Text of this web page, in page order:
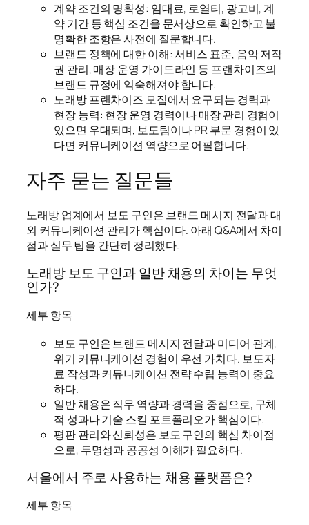
계약 조건의 명확성: 임대료, 로열티, 광고비, 계
약 기간 등 핵심 조건을 문서상으로 확인하고 불
명확한 조항은 사전에 질문합니다.
브랜드 정책에 대한 이해: 서비스 표준, 음악 저작
권 관리, 매장 운영 가이드라인 등 프랜차이즈의
브랜드 규정에 익숙해져야 합니다.
노래방 프랜차이즈 모집에서 요구되는 경력과
현장 능력: 현장 운영 경력이나 매장 관리 경험이
있으면 우대되며, 보도팀이나 PR 부문 경험이 있
다면 커뮤니케이션 역량으로 어필합니다.
자주 묻는 질문들
노래방 업계에서 보도 구인은 브랜드 메시지 전달과 대
외 커뮤니케이션 관리가 핵심이다. 아래 Q&A에서 차이
점과 실무 팁을 간단히 정리했다.
노래방 보도 구인과 일반 채용의 차이는 무엇
인가?
세부 항목
보도 구인은 브랜드 메시지 전달과 미디어 관계,
위기 커뮤니케이션 경험이 우선 가치다. 보도자
료 작성과 커뮤니케이션 전략 수립 능력이 중요
하다.
일반 채용은 직무 역량과 경력을 중점으로, 구체
적 성과나 기술 스킬 포트폴리오가 핵심이다.
평판 관리와 신뢰성은 보도 구인의 핵심 차이점
으로, 투명성과 공공성 이해가 필요하다.
서울에서 주로 사용하는 채용 플랫폼은?
세부 항목